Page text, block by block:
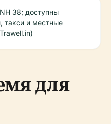
38; доступны
такси и местные
для